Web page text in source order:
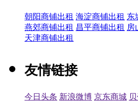
朝阳商铺出租 海淀商铺出租 东
燕郊商铺出租 昌平商铺出租 房
天津商铺出租
友情链接
今日头条 新浪微博 京东商城